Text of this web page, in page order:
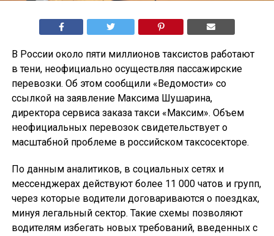
В России около пяти миллионов таксистов работают
в тени, неофициально осуществляя пассажирские
перевозки. Об этом сообщили «Ведомости» со
ссылкой на заявление Максима Шушарина,
директора сервиса заказа такси «Максим». Объем
неофициальных перевозок свидетельствует о
масштабной проблеме в российском таксосекторе.
По данным аналитиков, в социальных сетях и
мессенджерах действуют более 11 000 чатов и групп,
через которые водители договариваются о поездках,
минуя легальный сектор. Такие схемы позволяют
водителям избегать новых требований, введенных с